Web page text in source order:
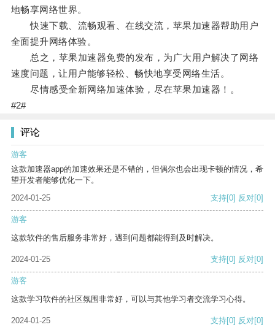
地畅享网络世界。
快速下载、流畅观看、在线交流，苹果加速器帮助用户
全面提升网络体验。
总之，苹果加速器免费的发布，为广大用户解决了网络
速度问题，让用户能够轻松、畅快地享受网络生活。
尽情感受全新网络加速体验，尽在苹果加速器！。
#2#
评论
游客
这款加速器app的加速效果还是不错的，但偶尔也会出现卡顿的情况，希
望开发者能够优化一下。
2024-01-25
支持[0] 反对[0]
游客
这款软件的售后服务非常好，遇到问题都能得到及时解决。
2024-01-25 支持[0] 反对[0]
游客
这款学习软件的社区氛围非常好，可以与其他学习者交流学习心得。
2024-01-25 支持[0] 反对[0]